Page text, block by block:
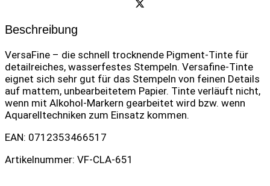
Beschreibung
VersaFine – die schnell trocknende Pigment-Tinte für
detailreiches, wasserfestes Stempeln. Versafine-Tinte
eignet sich sehr gut für das Stempeln von feinen Details
auf mattem, unbearbeitetem Papier. Tinte verläuft nicht,
wenn mit Alkohol-Markern gearbeitet wird bzw. wenn
Aquarelltechniken zum Einsatz kommen.
EAN: 0712353466517
Artikelnummer: VF-CLA-651